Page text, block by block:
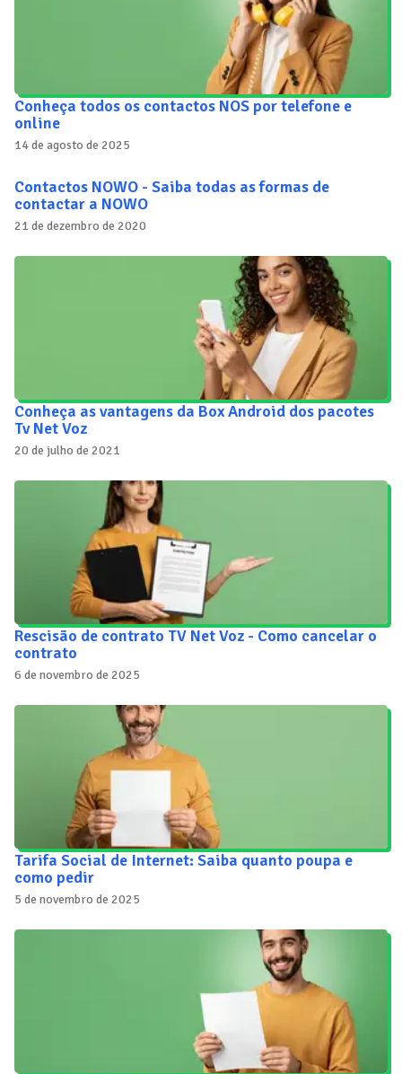
Conheça todos os contactos NOS por telefone e
online
14 de agosto de 2025
Contactos NOWO - Saiba todas as formas de
contactar a NOWO
21 de dezembro de 2020
Conheça as vantagens da Box Android dos pacotes
Tv Net Voz
20 de julho de 2021
Rescisão de contrato TV Net Voz - Como cancelar o
contrato
6 de novembro de 2025
Tarifa Social de Internet: Saiba quanto poupa e
como pedir
5 de novembro de 2025